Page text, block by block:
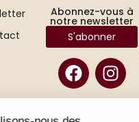
Abonnez-vous à
notre newsletter
S'abonner